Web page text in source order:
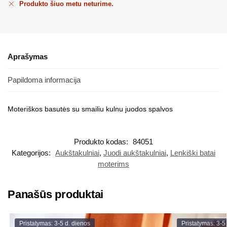
Produkto šiuo metu neturime.
Aprašymas
Papildoma informacija
Moteriškos basutės su smailiu kulnu juodos spalvos
Produkto kodas: 84051
Kategorijos: Aukštakulniai, Juodi aukštakulniai, Lenkiški batai
moterims
Panašūs produktai
Pristatymas: 3-5 d. dienos Pristatymas: 3-